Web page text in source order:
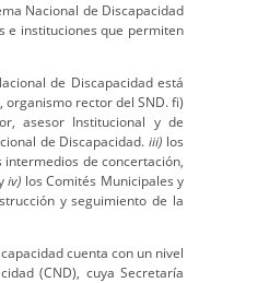
Nacional de Discapacidad
e instituciones que permiten
de Discapacidad está
organismo rector del SND. fi)
asesor Institucional y de
de Discapacidad.iii) los
de concertación,
iv) los Comités Municipales y
y seguimiento de la
cuenta con un nivel
(CND), cuya Secretaría